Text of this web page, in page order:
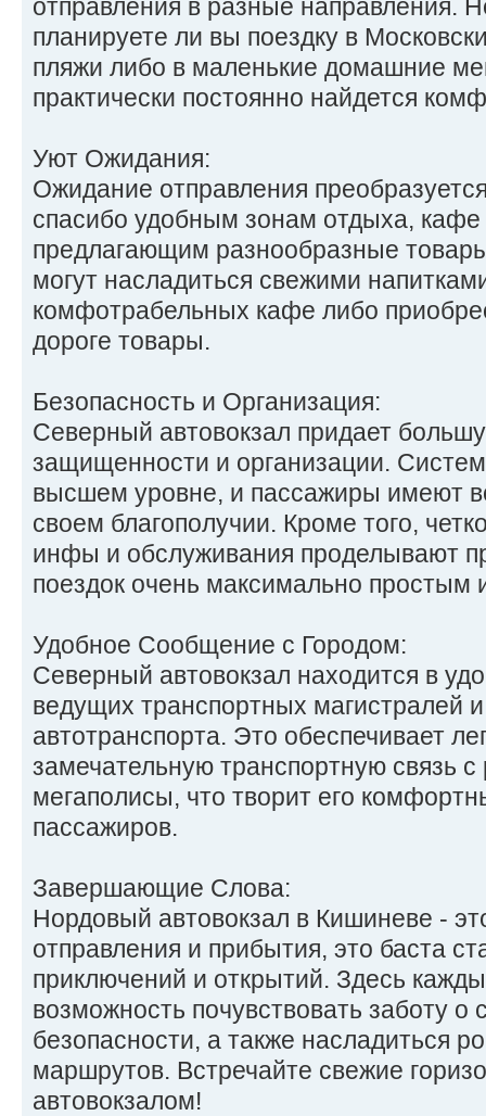
отправления в разные направления.
планируете ли вы поездку в
пляжи либо в маленькие домашние
практически постоянно найдется
Уют Ожидания:
Ожидание отправления
спасибо удобным зонам отдыха,
предлагающим разнообразные
могут насладиться свежими
комфотрабельных кафе либо
дороге товары.
Безопасность и Организация:
Северный автовокзал придает
защищенности и организации.
высшем уровне, и пассажиры имеют
своем благополучии. Кроме того,
инфы и обслуживания проделывают
поездок очень максимально простым
Удобное Сообщение с Городом:
Северный автовокзал находится в
ведущих транспортных магистралей
автотранспорта. Это обеспечивает
замечательную транспортную связь
мегаполисы, что творит его
пассажиров.
Завершающие Слова:
Нордовый автовокзал в Кишиневе -
отправления и прибытия, это баста
приключений и открытий. Здесь
возможность почувствовать заботу
безопасности, а также насладиться
маршрутов. Встречайте свежие
автовокзалом!